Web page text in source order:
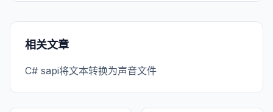
相关文章
C# sapi将文本转换为声音文件